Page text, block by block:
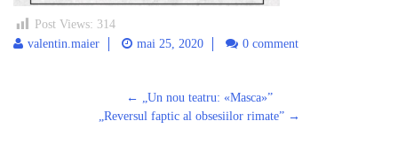
Post Views: 314
valentin.maier
mai 25, 2020 0 comment
navigation
← „Un nou teatru: «Masca»”
„Reversul faptic al obsesiilor rimate” →